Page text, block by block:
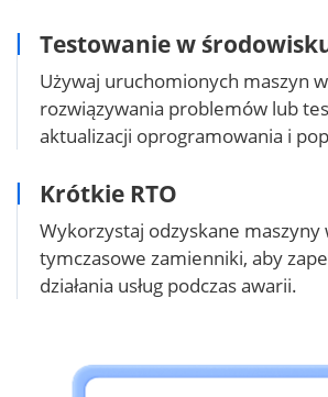
Testowanie w
Używaj uruchomionych maszyn
rozwiązywania problemów lub
aktualizacji oprogramowania i
Krótkie RTO
Wykorzystaj odzyskane
tymczasowe zamienniki, aby
działania usług podczas awarii.